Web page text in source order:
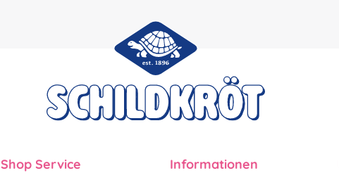
Shop Service Informationen